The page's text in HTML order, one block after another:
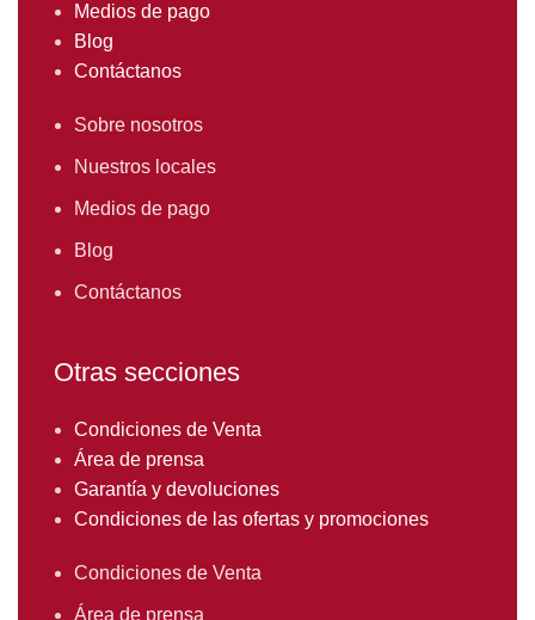
Medios de pago
Blog
Contáctanos
Sobre nosotros
Nuestros locales
Medios de pago
Blog
Contáctanos
Otras secciones
Condiciones de Venta
Área de prensa
Garantía y devoluciones
Condiciones de las ofertas y promociones
Condiciones de Venta
Área de prensa